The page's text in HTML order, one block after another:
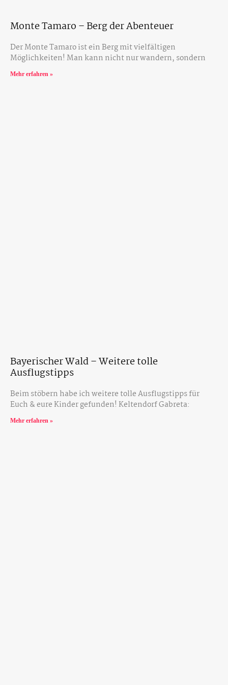
Monte Tamaro – Berg der Abenteuer
Der Monte Tamaro ist ein Berg mit vielfältigen
Möglichkeiten! Man kann nicht nur wandern, sondern
Mehr erfahren »
Bayerischer Wald – Weitere tolle
Ausflugstipps
Beim stöbern habe ich weitere tolle Ausflugstipps für
Euch & eure Kinder gefunden! Keltendorf Gabreta:
Mehr erfahren »